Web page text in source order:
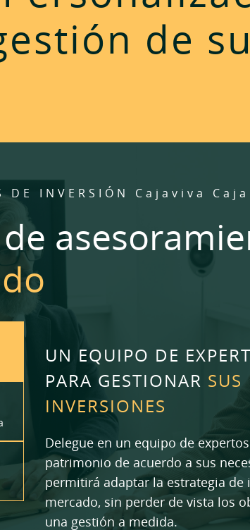
de
DE INVERSIÓN Cajaviva
UN EQUIPO DE
PARA GESTIONAR SUS
INVERSIONES
Delegue en un equipo de
patrimonio de acuerdo a sus
permitirá adaptar la estrategia
mercado, sin perder de vista los
una gestión a medida.